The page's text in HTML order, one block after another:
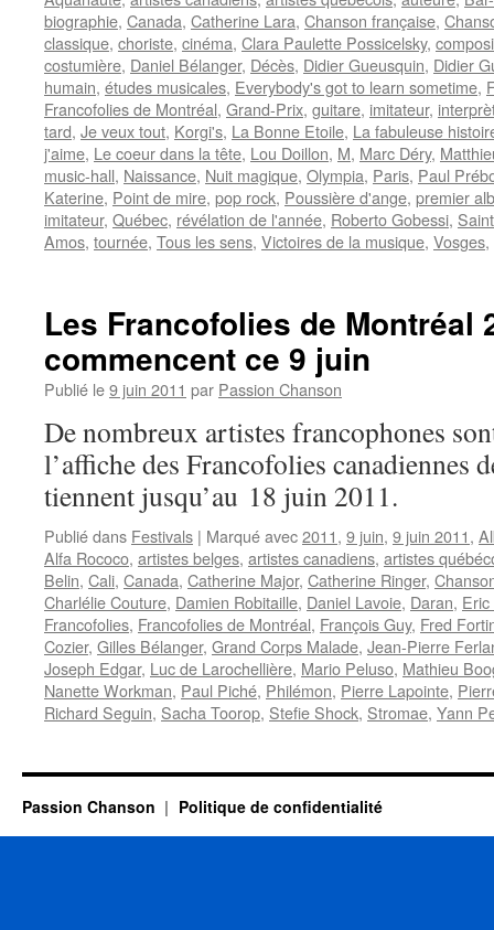
biographie, Canada, Catherine Lara, Chanson française,
classique, choriste, cinéma, Clara Paulette Possicelsky,
costumière, Daniel Bélanger, Décès, Didier Gueusquin, Didier
humain, études musicales, Everybody's got to learn sometime,
Francofolies de Montréal, Grand-Prix, guitare, imitateur,
tard, Je veux tout, Korgi's, La Bonne Etoile, La fabuleuse
j'aime, Le coeur dans la tête, Lou Doillon, M, Marc Déry,
music-hall, Naissance, Nuit magique, Olympia, Paris, Paul
Katerine, Point de mire, pop rock, Poussière d'ange, premier
imitateur, Québec, révélation de l'année, Roberto Gobessi,
Amos, tournée, Tous les sens, Victoires de la musique, Vosges,
Les Francofolies de Montréal
commencent ce 9 juin
Publié le9 juin 2011 par Passion Chanson
De nombreux artistes francophones
l’affiche des Francofolies canadiennes
tiennent jusqu’au 18 juin 2011.
Publié dans Festivals | Marqué avec2011, 9 juin, 9 juin 2011,
Alfa Rococo, artistes belges, artistes canadiens, artistes
Belin, Cali, Canada, Catherine Major, Catherine Ringer,
Charlélie Couture, Damien Robitaille, Daniel Lavoie, Daran,
Francofolies, Francofolies de Montréal, François Guy, Fred
Cozier, Gilles Bélanger, Grand Corps Malade, Jean-Pierre
Joseph Edgar, Luc de Larochellière, Mario Peluso, Mathieu
Nanette Workman, Paul Piché, Philémon, Pierre Lapointe,
Richard Seguin, Sacha Toorop, Stefie Shock, Stromae, Yann
Passion Chanson Politique de confidentialité